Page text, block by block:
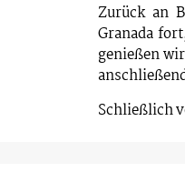
Zurück an
Granada
genießen
Schließlich